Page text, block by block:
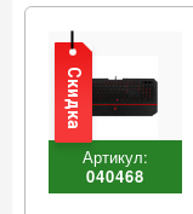
Артикул:
040468
Скидка